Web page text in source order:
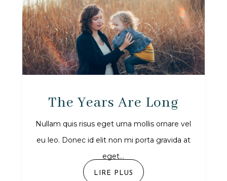
The Years Are Long
Nullam quis risus eget urna mollis ornare vel
eu leo. Donec id elit non mi porta gravida at
eget...
LIRE PLUS